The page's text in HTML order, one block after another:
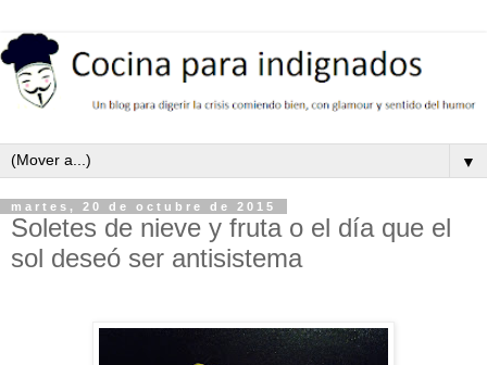
▼
martes, 20 de octubre de 2015
Soletes de nieve y fruta o el día que el
sol deseó ser antisistema